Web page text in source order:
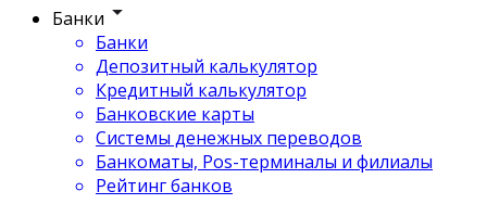
Банки
Банки
Депозитный калькулятор
Кредитный калькулятор
Банковские карты
Системы денежных переводов
Банкоматы, Pos-терминалы и филиалы
Рейтинг банков